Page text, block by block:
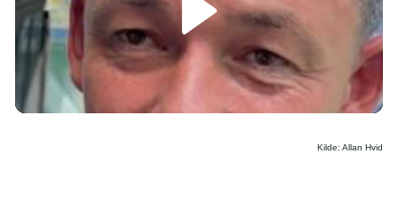
Kilde: Allan Hvid